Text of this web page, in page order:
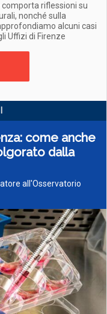
comporta riflessioni su
nonché sulla
alcuni casi
Uffizi di Firenze
come anche
dalla
all'Osservatorio